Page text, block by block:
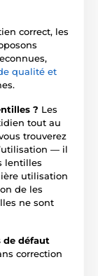
correct, les
qualité et
? Les
tout au
trouverez
— il
lentilles
utilisation
de les
ne sont
de défaut
correction